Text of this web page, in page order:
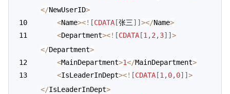
</NewUserID>
<Name><! [CDATA [张三] ] ></Name>
<Department><! [CDATA [1 ,2 ,3] ] >
</Department>
<MainDepartment>1</MainDepartment>
<IsLeaderInDept><! [CDATA [1 ,0,0] ] >
</IsLeaderInDept>